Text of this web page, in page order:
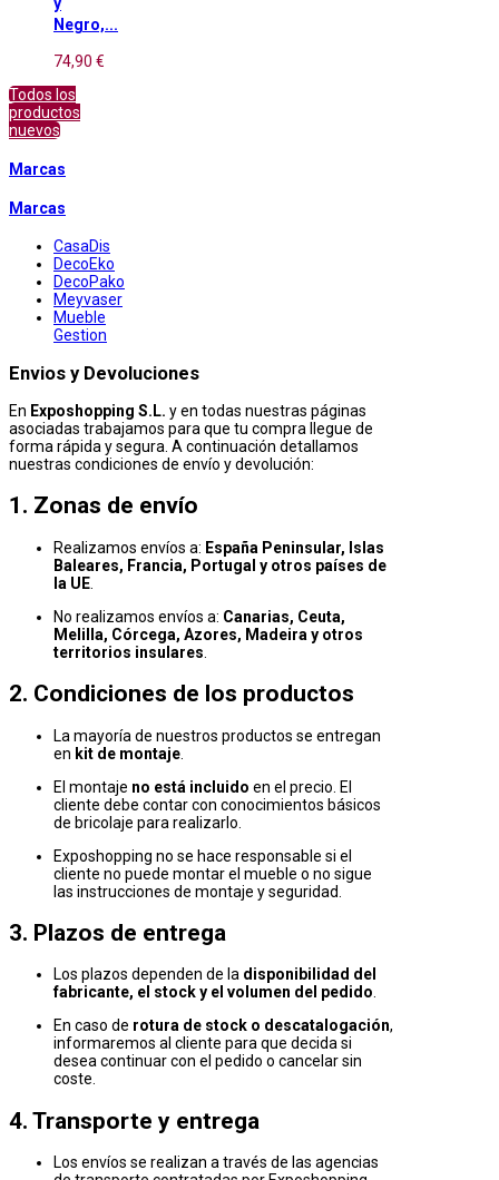
Negro,...
74,90 €
Todos los
productos
nuevos
Marcas
Marcas
CasaDis
DecoEko
DecoPako
Meyvaser
Mueble
Gestion
Envios y Devoluciones
En Exposhopping S.L. y en todas nuestras páginas
asociadas trabajamos para que tu compra llegue de
forma rápida y segura. A continuación detallamos
nuestras condiciones de envío y devolución:
1. Zonas de envío
Realizamos envíos a: España Peninsular, Islas
Baleares, Francia, Portugal y otros países de
la UE
No realizamos envíos a: Canarias, Ceuta,
Melilla, Córcega, Azores, Madeira y otros
territorios insulares
2. Condiciones de los productos
La mayoría de nuestros productos se entregan
en kit de montaje
El montaje no está incluido en el precio. El
cliente debe contar con conocimientos básicos
de bricolaje para realizarlo.
Exposhopping no se hace responsable si el
cliente no puede montar el mueble o no sigue
las instrucciones de montaje y seguridad.
3. Plazos de entrega
Los plazos dependen de la disponibilidad del
fabricante, el stock y el volumen del pedido.
En caso de rotura de stock o descatalogación,
informaremos al cliente para que decida si
desea continuar con el pedido o cancelar sin
coste.
4. Transporte y entrega
Los envíos se realizan a través de las agencias